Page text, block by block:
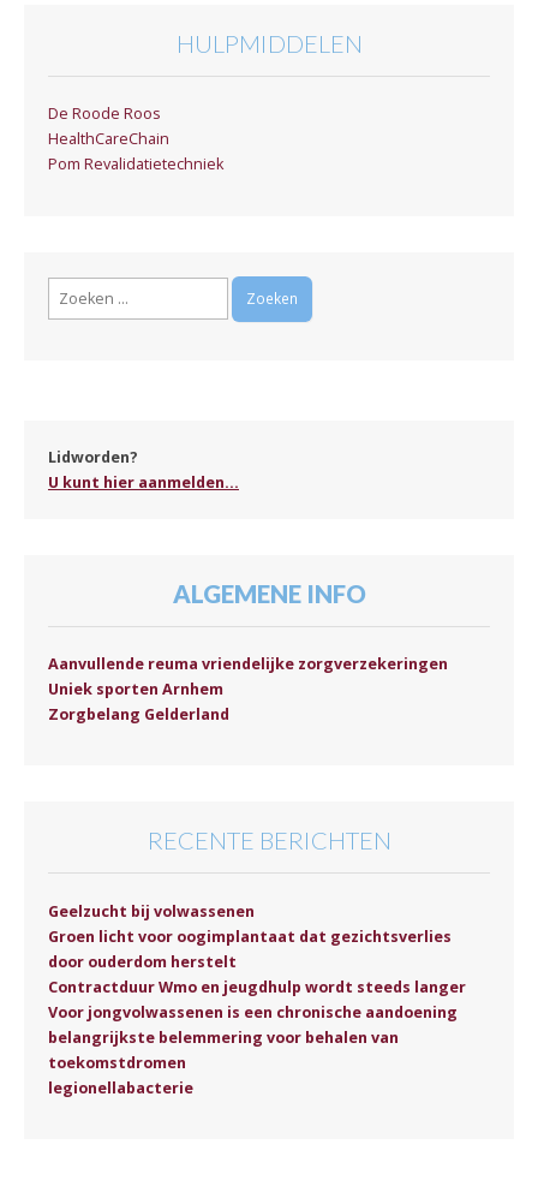
HULPMIDDELEN
De Roode Roos
HealthCareChain
Pom Revalidatietechniek
Zoeken
Lidworden?
U kunt hier aanmelden...
ALGEMENE INFO
Aanvullende reuma vriendelijke zorgverzekeringen
Uniek sporten Arnhem
Zorgbelang Gelderland
RECENTE BERICHTEN
Geelzucht bij volwassenen
Groen licht voor oogimplantaat dat gezichtsverlies
door ouderdom herstelt
Contractduur Wmo en jeugdhulp wordt steeds langer
Voor jongvolwassenen is een chronische aandoening
belangrijkste belemmering voor behalen van
toekomstdromen
legionellabacterie